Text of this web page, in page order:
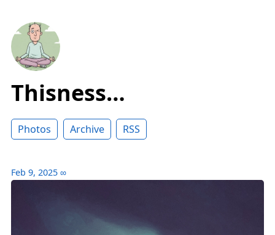
Thisness…
Photos Archive RSS
Feb 9, 2025 ∞